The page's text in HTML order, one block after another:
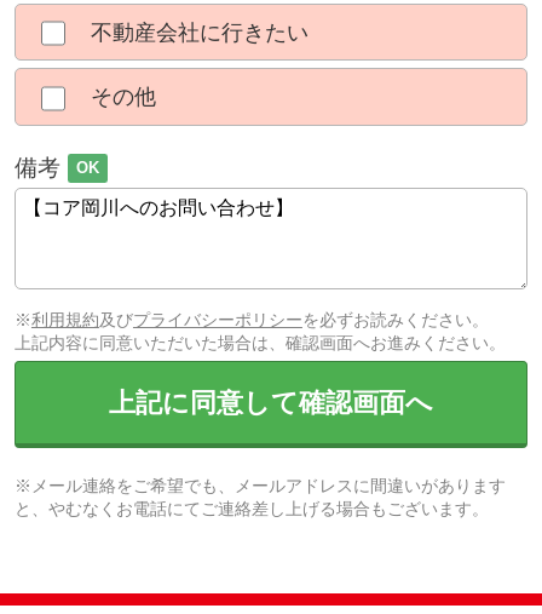
不動産会社に行きたい
その他
備考 OK
※利用規約及びプライバシーポリシーを必ずお読みください。
上記内容に同意いただいた場合は、確認画面へお進みください。
上記に同意して確認画面へ
※メール連絡をご希望でも、メールアドレスに間違いがあります
と、やむなくお電話にてご連絡差し上げる場合もございます。